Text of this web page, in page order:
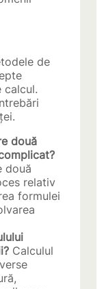
de
calcul.
două
două
relativ
formulei
Calculul